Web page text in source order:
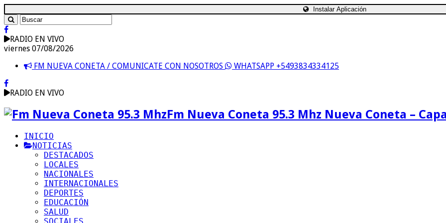
Instalar Aplicación
RADIO EN VIVO
viernes 07/08/2026
FM NUEVA CONETA / COMUNICATE CON NOSOTROS
WHATSAPP +5493834334125
RADIO EN VIVO
Fm Nueva Coneta 95.3 Mhz Nueva Coneta –
INICIO
NOTICIAS
DESTACADOS
LOCALES
NACIONALES
INTERNACIONALES
DEPORTES
EDUCACIÓN
SALUD